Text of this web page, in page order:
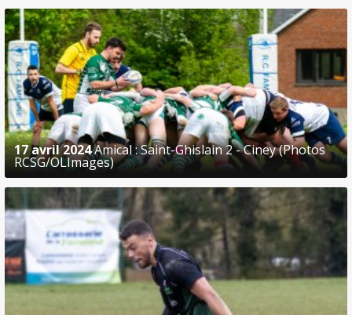
17 avril 2024Amical : Saint-Ghislain 2 - Ciney (Photos
RCSG/OLImages)